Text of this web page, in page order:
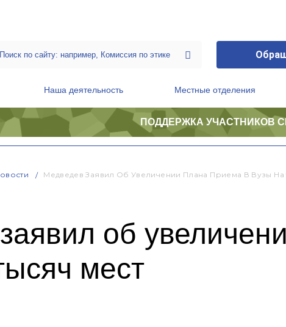
Наша деятельность Местные отделения
ПОДДЕРЖКА УЧАСТНИКОВ
Медведев Заявил Об Увеличении Плана Приема В Вузы На
об
мест